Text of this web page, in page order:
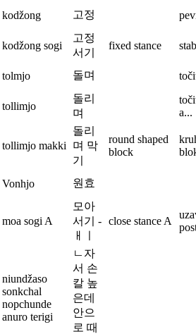
kodžong 고정
kodžong sogi
고정
서기
fixed stance
tolmjo 돌며
tollimjo
돌리
며
a...
tollimjo makki
돌리
며 막
기
round shaped
block
Vonhjo 원효
moa sogi A
모아
서기 -
ㅐㅣ
close stance A
niundžaso
sonkchal
nopchunde
anuro terigi
ㄴ자
서 손
칼 높
은데
안으
로 때